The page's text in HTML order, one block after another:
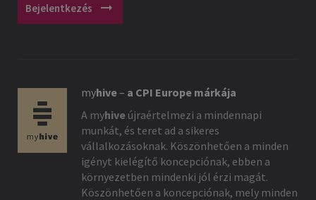
Bejelentkezés arrow_right_alt
myhive– a CPI Europe márkája
A myhive újraértelmezi a mindennapi
munkát, és teret ad a sikeres
vállalkozásoknak. Köszönhetően a minden
igényt kielégítő koncepciónak, ebben a
környezetben mindenki jól érzi magát.
Köszönhetően a koncepciónak, mely minden